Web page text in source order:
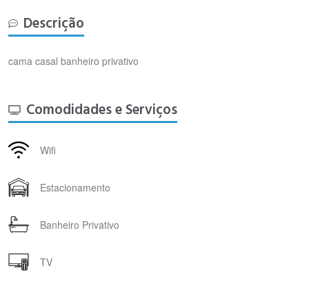
Descrição
cama casal banheiro privativo
Comodidades e Serviços
Wifi
Estacionamento
Banheiro Privativo
TV